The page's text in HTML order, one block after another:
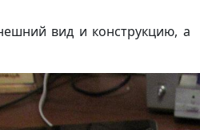
вид и конструкцию, а